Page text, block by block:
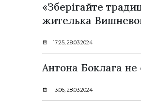
«Зберігайте
жителька
17:25, 28.03.2024
Антона Боклага не
13:06, 28.03.2024